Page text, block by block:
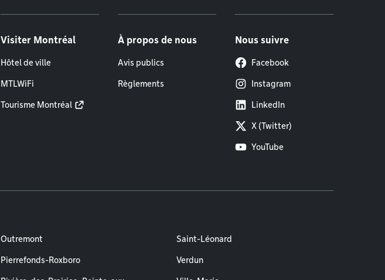
Visiter Montréal
Hôtel de ville
MTLWiFi
Tourisme Montréal
À propos de nous
Avis publics
Règlements
Nous suivre
Facebook
Instagram
LinkedIn
X (Twitter)
YouTube
Outremont
Pierrefonds-Roxboro
Saint-Léonard
Verdun